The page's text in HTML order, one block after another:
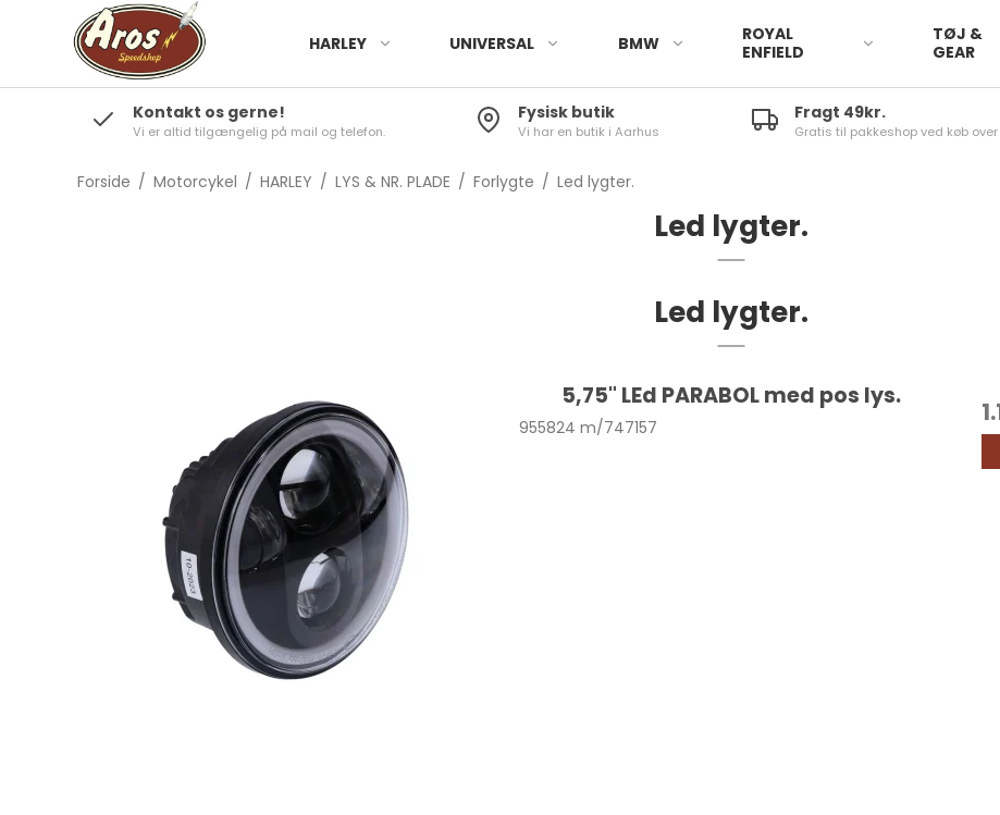
HARLEY UNIVERSAL BMW
ROYAL
ENFIELD
TØJ &
GEAR
Kontakt os gerne!
Vi er altid tilgængelig på mail og telefon.
Fysisk butik
Vi har en butik i Aarhus
Fragt 49kr.
Gratis til pakkeshop ved køb over
Forside / Motorcykel / HARLEY / LYS & NR. PLADE / Forlygte / Led lygter.
Led lygter.
Led lygter.
5,75" LEd PARABOL med pos lys.
955824 m/747157